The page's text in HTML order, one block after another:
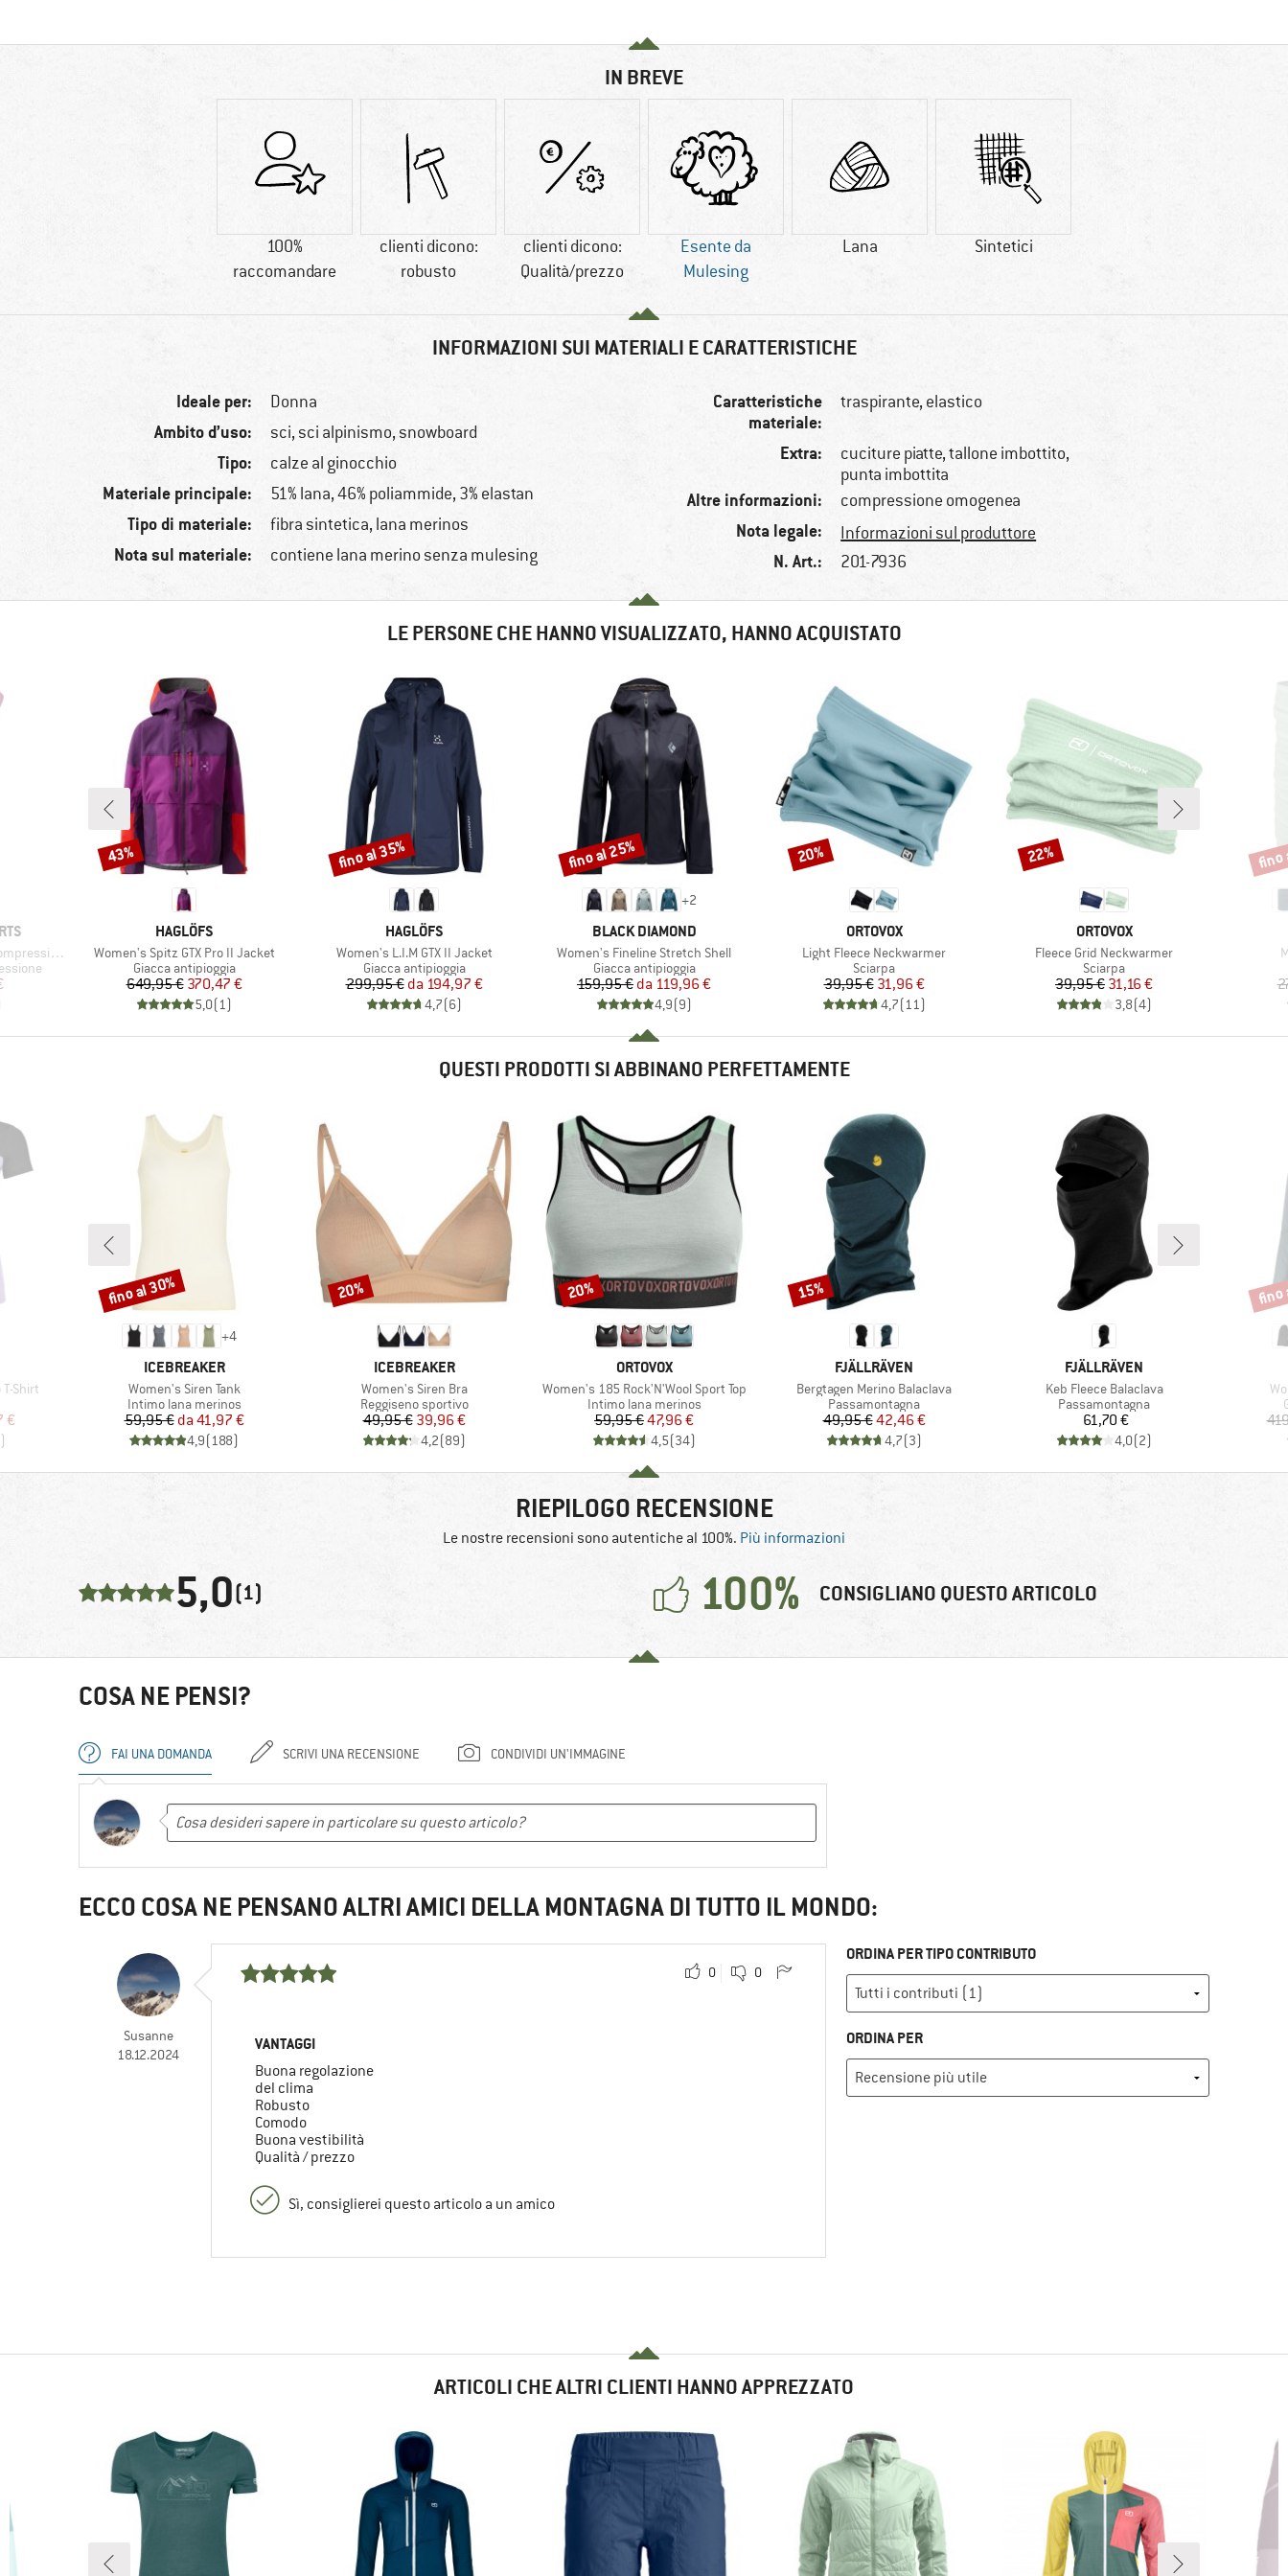
IN BREVE
100%
raccomandare
clienti dicono:
robusto
clienti dicono:
Qualità/prezzo
Esente da
Mulesing
Lana Sintetici
INFORMAZIONI SUI MATERIALI E CARATTERISTICHE
Ideale per: Donna
Ambito d’uso: sci, sci alpinismo, snowboard
Tipo: calze al ginocchio
Materiale principale: 51% lana, 46% poliammide, 3% elastan
Tipo di materiale: fibra sintetica, lana merinos
Nota sul materiale: contiene lana merino senza mulesing
Caratteristiche
materiale:
traspirante, elastico
Extra:
cuciture piatte, tallone imbottito,
punta imbottita
Altre informazioni: compressione omogenea
Nota legale: Informazioni sul produttore
N. Art.: 201-7936
LE PERSONE CHE HANNO VISUALIZZATO, HANNO ACQUISTATO
Socks
MARCHIO
HAGLÖFS
Articolo
Women's Spitz GTX Pro II Jacket
Gruppo di prodotti
Giacca antipioggia
Prezzo
649,95 €Prezzo ridotto
370,47 €
5,0(1)
Sconto
43%
MARCHIO
HAGLÖFS
Articolo
Women's L.I.M GTX II Jacket
Gruppo di prodotti
Giacca antipioggia
Prezzo
299,95 € Prezzo ridotto
da 194,97 €
4,7(6)
Sconto
fino al 35%
+2
MARCHIO
BLACK DIAMOND
Articolo
Women's Fineline Stretch Shell
Gruppo di prodotti
Giacca antipioggia
Prezzo
159,95 € Prezzo ridotto
da 119,96 €
4,9(9)
Sconto
fino al 25%
MARCHIO
ORTOVOX
Articolo
Light Fleece Neckwarmer
Gruppo di prodotti
Sciarpa
Prezzo
39,95 €Prezzo ridotto
31,96 €
4,7(11)
Sconto
20%
MARCHIO
ORTOVOX
Articolo
Fleece Grid Neckwarmer
Gruppo di prodotti
Sciarpa
Prezzo
39,95 €Prezzo ridotto
31,16 €
3,8(4)
Sconto
22% fino
QUESTI PRODOTTI SI ABBINANO PERFETTAMENTE
Shirt
€
)
+4
MARCHIO
ICEBREAKER
Articolo
Women's Siren Tank
Gruppo di prodotti
Intimo lana merinos
Prezzo
59,95 € Prezzo ridotto
da 41,97 €
4,9(188)
Sconto
fino al 30%
MARCHIO
ICEBREAKER
Articolo
Women's Siren Bra
Gruppo di prodotti
Reggiseno sportivo
Prezzo
49,95 €Prezzo ridotto
39,96 €
4,2(89)
Sconto
20%
MARCHIO
ORTOVOX
Articolo
Women's 185 Rock'N'Wool Sport Top
Gruppo di prodotti
Intimo lana merinos
Prezzo
59,95 €Prezzo ridotto
47,96 €
4,5(34)
Sconto
20%
MARCHIO
FJÄLLRÄVEN
Articolo
Bergtagen Merino Balaclava
Gruppo di prodotti
Passamontagna
Prezzo
49,95 €Prezzo ridotto
42,46 €
4,7(3)
Sconto
15%
MARCHIO
FJÄLLRÄVEN
Articolo
Keb Fleece Balaclava
Gruppo di prodotti
Passamontagna
Prezzo
61,70 €
4,0(2)
fino
RIEPILOGO RECENSIONE
Le nostre recensioni sono autentiche al 100%. Più informazioni
5,0(1) 100% CONSIGLIANO QUESTO ARTICOLO
COSA NE PENSI?
FAI UNA DOMANDA SCRIVI UNA RECENSIONE CONDIVIDI UN'IMMAGINE
ECCO COSA NE PENSANO ALTRI AMICI DELLA MONTAGNA DI TUTTO IL MONDO:
Susanne
18.12.2024
0 0
VANTAGGI
Buona regolazione
del clima
Robusto
Comodo
Buona vestibilità
Qualità / prezzo
Sì, consiglierei questo articolo a un amico
ORDINA PER TIPO CONTRIBUTO
ORDINA PER
ARTICOLI CHE ALTRI CLIENTI HANNO APPREZZATO